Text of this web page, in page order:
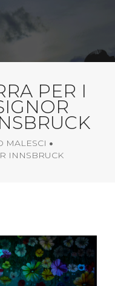
PER I
MALESCI
INNSBRUCK